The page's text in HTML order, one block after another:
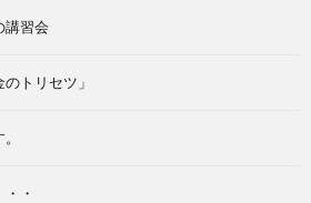
講習会
トリセツ」
・